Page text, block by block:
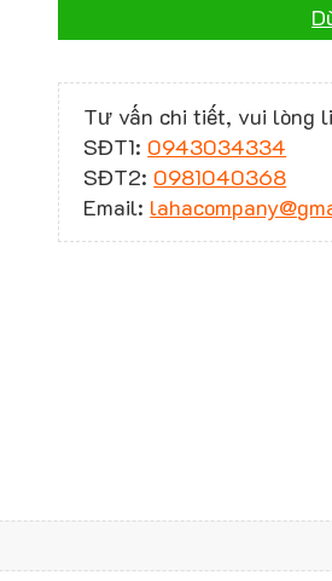
Tư vấn chi tiết, vui lòng
SĐT1: 0943034334
SĐT2: 0981040368
Email: